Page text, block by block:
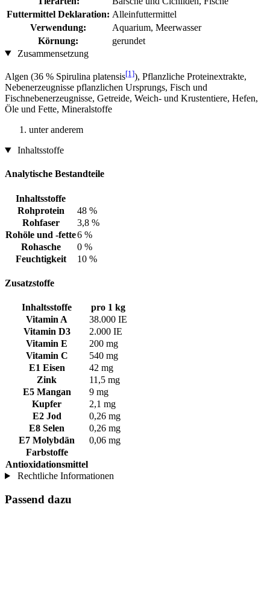
Futtermittel Deklaration: Alleinfuttermittel
Verwendung:
Aquarium, Meerwasser
Körnung:
gerundet
Zusammensetzung
Algen (36 % Spirulina platensis[1]), Pflanzliche Proteinextrakte,
Nebenerzeugnisse pflanzlichen Ursprungs, Fisch und
Fischnebenerzeugnisse, Getreide, Weich- und Krustentiere, Hefen,
Öle und Fette, Mineralstoffe
unter anderem
Inhaltsstoffe
Analytische Bestandteile
Inhaltsstoffe
Rohprotein
48 %
Rohfaser
3,8 %
Rohöle und -fette6 %
Rohasche
0 %
Feuchtigkeit
10 %
Zusatzstoffe
Inhaltsstoffe
pro 1 kg
Vitamin A
38.000 IE
Vitamin D3
2.000 IE
Vitamin E
200 mg
Vitamin C
540 mg
E1 Eisen
42 mg
Zink
11,5 mg
E5 Mangan
9 mg
Kupfer
2,1 mg
E2 Jod
0,26 mg
E8 Selen
0,26 mg
E7 Molybdän
0,06 mg
Farbstoffe
Antioxidationsmittel
Rechtliche Informationen
Passend dazu